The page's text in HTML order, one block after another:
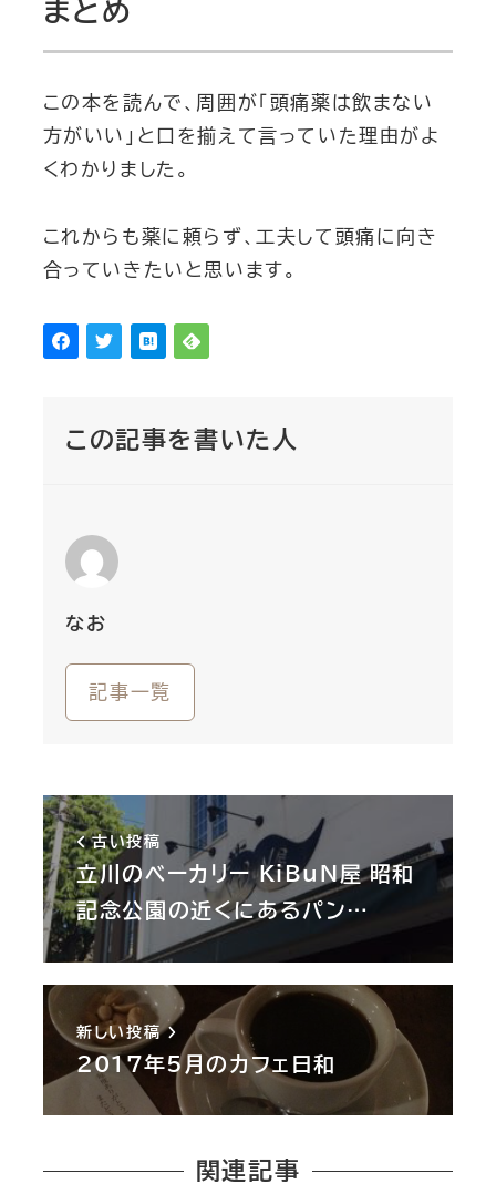
まとめ
この本を読んで、周囲が「頭痛薬は飲まない
方がいい」と口を揃えて言っていた理由がよ
くわかりました。
これからも薬に頼らず、工夫して頭痛に向き
合っていきたいと思います。
この記事を書いた人
なお
記事一覧
古い投稿
立川のベーカリー KiBuN屋 昭和
記念公園の近くにあるパン…
新しい投稿
2017年5月のカフェ日和
関連記事